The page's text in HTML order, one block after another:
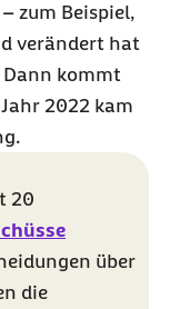
zum Beispiel,
verändert hat
kommt
2022 kam
20
über
die